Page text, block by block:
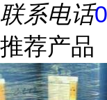
联系电话
推荐产品